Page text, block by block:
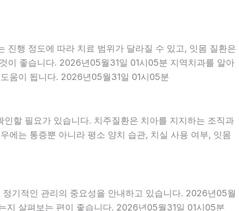
행 정도에 따라 치료 범위가 달라질 수 있고, 잇몸 질환은
이 좋습니다. 2026년05월31일 01시05분 지역치과를 알아
움이 됩니다. 2026년05월31일 01시05분
할 필요가 있습니다. 치주질환은 치아를 지지하는 조직과
에는 통증뿐 아니라 평소 양치 습관, 치실 사용 여부, 잇몸
기적인 관리의 중요성을 안내하고 있습니다. 2026년05월
지 살펴보는 편이 좋습니다. 2026년05월31일 01시05분